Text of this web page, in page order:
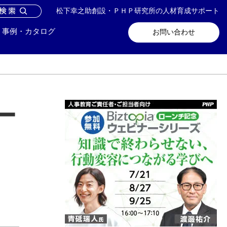
松下幸之助創設・ＰＨＰ研究所の人材育成サポート
お問い合わせ
事例・カタログ
い合わせ メールマガジン登録